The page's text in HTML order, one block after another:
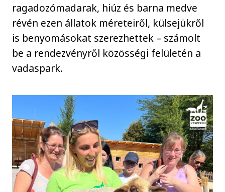
ragadozómadarak, hiúz és barna medve
révén ezen állatok méreteiről, külsejükről
is benyomásokat szerezhettek – számolt
be a rendezvényről közösségi felületén a
vadaspark.